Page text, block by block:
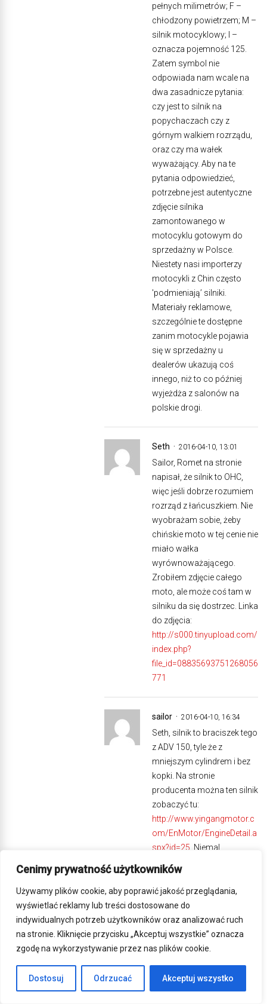
Cenimy prywatność użytkowników
Używamy plików cookie, aby poprawić jakość przeglądania,
wyświetlać reklamy lub treści dostosowane do
indywidualnych potrzeb użytkowników oraz analizować ruch
na stronie. Kliknięcie przycisku „Akceptuj wszystkie” oznacza
zgodę na wykorzystywanie przez nas plików cookie.
Dostosuj Odrzucać Akceptuj wszystko
pełnych milimetrów; F –
chłodzony powietrzem; M –
silnik motocyklowy; I –
oznacza pojemność 125.
Zatem symbol nie
odpowiada nam wcale na
dwa zasadnicze pytania:
czy jest to silnik na
popychaczach czy z
górnym walkiem rozrządu,
oraz czy ma wałek
wyważający. Aby na te
pytania odpowiedzieć,
potrzebne jest autentyczne
zdjęcie silnika
zamontowanego w
motocyklu gotowym do
sprzedażny w Polsce.
Niestety nasi importerzy
motocykli z Chin często
'podmieniają’ silniki.
Materiały reklamowe,
szczególnie te dostępne
zanim motocykle pojawia
się w sprzedażny u
dealerów ukazują coś
innego, niż to co później
wyjeżdża z salonów na
polskie drogi.
Seth 2016-04-10, 13:01
Sailor, Romet na stronie
napisał, że silnik to OHC,
więc jeśli dobrze rozumiem
rozrząd z łańcuszkiem. Nie
wyobrażam sobie, żeby
chińskie moto w tej cenie nie
miało wałka
wyrównoważającego.
Zrobiłem zdjęcie całego
moto, ale może coś tam w
silniku da się dostrzec. Linka
do zdjęcia:
http://s000.tinyupload.com/
index.php?
file_id=08835693751268056
771
sailor 2016-04-10, 16:34
Seth, silnik to braciszek tego
z ADV 150, tyle że z
mniejszym cylindrem i bez
kopki. Na stronie
producenta można ten silnik
zobaczyć tu:
http://www.yingangmotor.c
om/EnMotor/EngineDetail.a
spx?id=25 . Niemal
Lifan:
http://www.lifan.com/Englis
h/Mall/MotorEngineView.as
px?32fab049-6555-4c12-
a56a-616f7c77167f. Ten
jednak w wersji 125ccm ma
(57.3mm). Jest to kopia
silnika Hondy CB z górnym